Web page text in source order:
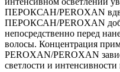
ПЕРОКСАН/PEROXAN
ПЕРОКСАН/PEROXAN
непосредственно перед
волосы. Концентрация
PEROXAN/PEROXAN
светлости и интенсивности